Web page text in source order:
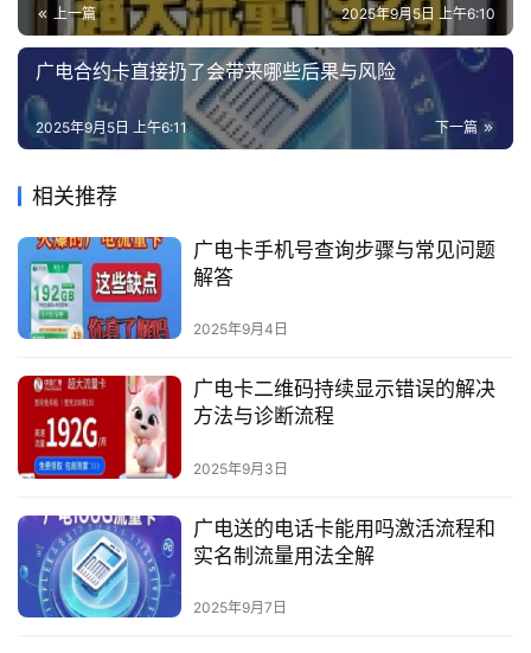
上一篇 2025年9月5日 上午6:10
广电合约卡直接扔了会带来哪些后果与风险
下一篇
2025年9月5日 上午6:11
相关推荐
广电卡手机号查询步骤与常见问题
解答
2025年9月4日
广电卡二维码持续显示错误的解决
方法与诊断流程
2025年9月3日
广电送的电话卡能用吗激活流程和
实名制流量用法全解
2025年9月7日